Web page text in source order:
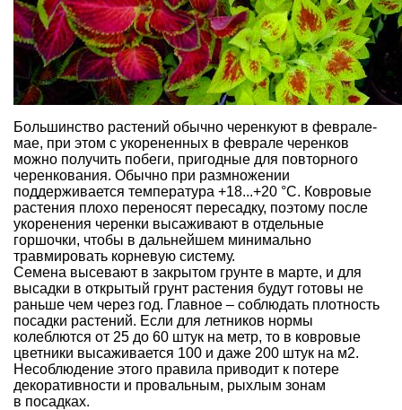
Большинство растений обычно черенкуют в феврале-
мае, при этом с укорененных в феврале черенков
можно получить побеги, пригодные для повторного
черенкования. Обычно при размножении
поддерживается температура +18...+20 °С. Ковровые
растения плохо переносят пересадку, поэтому после
укоренения черенки высаживают в отдельные
горшочки, чтобы в дальнейшем минимально
травмировать корневую систему.
Семена высевают в закрытом грунте в марте, и для
высадки в открытый грунт растения будут готовы не
раньше чем через год. Главное – соблюдать плотность
посадки растений. Если для летников нормы
колеблются от 25 до 60 штук на метр, то в ковровые
цветники высаживается 100 и даже 200 штук на м2.
Несоблюдение этого правила приводит к потере
декоративности и провальным, рыхлым зонам
в посадках.